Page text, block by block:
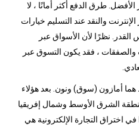
طرق الدفع أكثر أمانًا ، لا
والنقد عند التسليم خيارات
القدر. نظرًا لأن الأسواق عبر
والصفقات ، فقد يكون التسوق عبر
أمازون (سوق) ونون. بعد هؤلاء
الشرق الأوسط وشمال إفريقيا
اختراق التجارة الإلكترونية هي